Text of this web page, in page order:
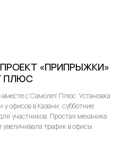
«ПРИПРЫЖКИ»
ПЛЮС
вместе с Самолет Плюс. Установка
у офисов в Казани, субботние
участников. Простая механика
трафик в офисы